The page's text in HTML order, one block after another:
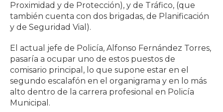
Proximidad y de Protección), y de Tráfico, (que
también cuenta con dos brigadas, de Planificación
y de Seguridad Vial).
El actual jefe de Policía, Alfonso Fernández Torres,
pasaría a ocupar uno de estos puestos de
comisario principal, lo que supone estar en el
segundo escalafón en el organigrama y en lo más
alto dentro de la carrera profesional en Policía
Municipal.